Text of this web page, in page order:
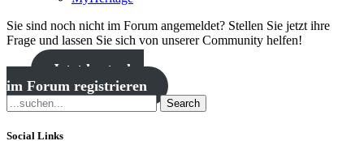
Sie sind noch nicht im Forum angemeldet? Stellen Sie jetzt ihre
Frage und lassen Sie sich von unserer Community helfen!
Jetzt kostenlos
im Forum registrieren
Search
Social Links